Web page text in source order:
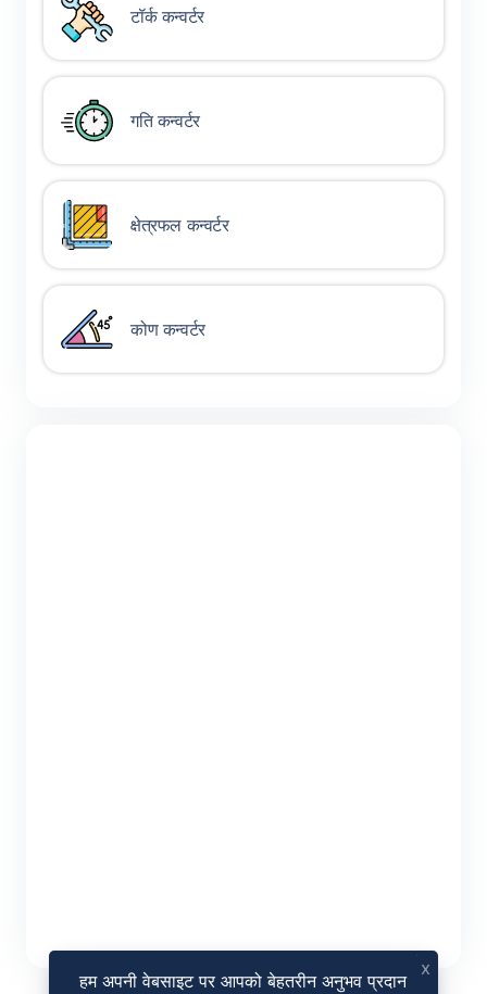
टॉर्क कन्वर्टर
गति कन्वर्टर
क्षेत्रफल कन्वर्टर
कोण कन्वर्टर
हम अपनी वेबसाइट पर आपको बेहतरीन अनुभव प्रदान
x